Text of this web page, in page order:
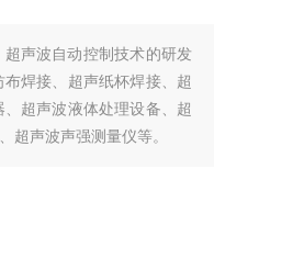
声波自动控制技术的研发
焊接、超声纸杯焊接、超
超声波液体处理设备、超
超声波声强测量仪等。